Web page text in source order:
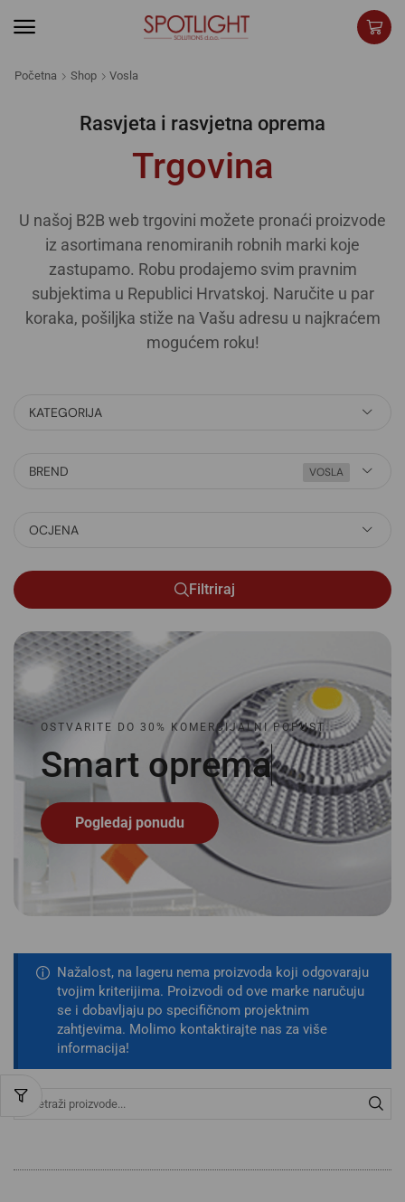
Početna Shop Vosla
Rasvjeta i rasvjetna oprema
Trgovina
U našoj B2B web trgovini možete pronaći proizvode
iz asortimana renomiranih robnih marki koje
zastupamo. Robu prodajemo svim pravnim
subjektima u Republici Hrvatskoj. Naručite u par
koraka, pošiljka stiže na Vašu adresu u najkraćem
mogućem roku!
KATEGORIJA
BREND VOSLA
OCJENA
Filtriraj
OSTVARITE DO 30% KOMERCIJALNI POPUST
Smart oprema
Pogledaj ponudu
Nažalost, na lageru nema proizvoda koji odgovaraju
tvojim kriterijima. Proizvodi od ove marke naručuju
se i dobavljaju po specifičnom projektnim
zahtjevima. Molimo kontaktirajte nas za više
informacija!